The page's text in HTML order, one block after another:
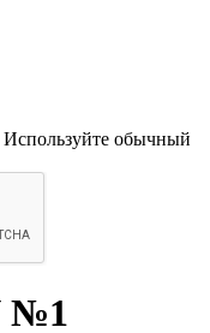
обычный
№1